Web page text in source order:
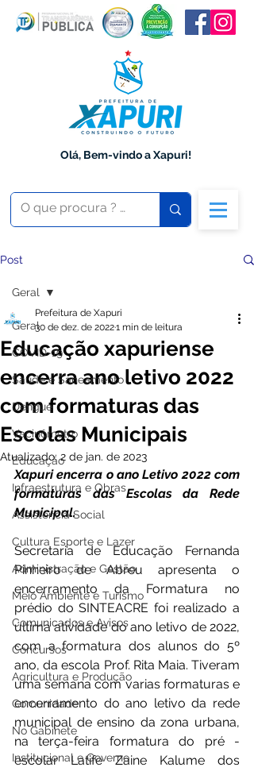
Olá, Bem-vindo a Xapuri!
Post
Geral
COVID-19
Saúde e Saneamento
Dengue
Vacinômetro
Educação
Infraestrutura e Obras
Assistência Social
Cultura Esporte e Lazer
Administração e Gestão
Meio Ambiente e Turismo
Comunicados e Avisos
Concursos
Agricultura e Produção
Comunidade
No Gabinete
Institucional e Governo
Geral
Educação xapuriense
encerra ano letivo 2022
com formaturas das
Escolas Municipais
Prefeitura de Xapuri
30 de dez. de 20221 min de leitura
Atualizado:2 de jan. de 2023
Xapuri encerra o ano Letivo 2022 com
formaturas das Escolas da Rede
Municipal.
Secretaria de Educação Fernanda
Pinheiro de Abreu apresenta o
encerramento da Formatura no
prédio do SINTEACRE foi realizado a
última atividade do ano letivo de 2022,
com a formatura dos alunos do 5º
ano, da escola Prof. Rita Maia. Tiveram
uma semana com varias formaturas e
encerramento do ano letivo da rede
municipal de ensino da zona urbana,
na terça-feira formatura do pré -
escolar Latife Zaine Kalume dos